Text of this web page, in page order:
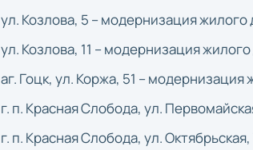
ул. Козлова, 5 – модернизация жилого
ул. Козлова, 11 – модернизация
аг. Гоцк, ул. Коржа, 51 – модернизация
г. п. Красная Слобода, ул.
г. п. Красная Слобода, ул.